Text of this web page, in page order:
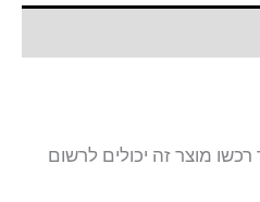
מוצר זה יכולים לרשום